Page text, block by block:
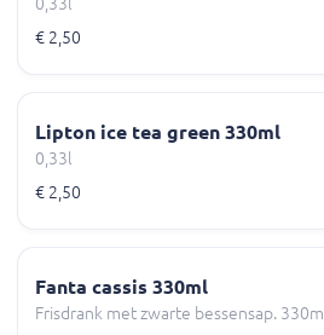
€ 2,50
Lipton ice tea green 330ml
0,33l
€ 2,50
Fanta cassis 330ml
Frisdrank met zwarte bessensap. 330ml